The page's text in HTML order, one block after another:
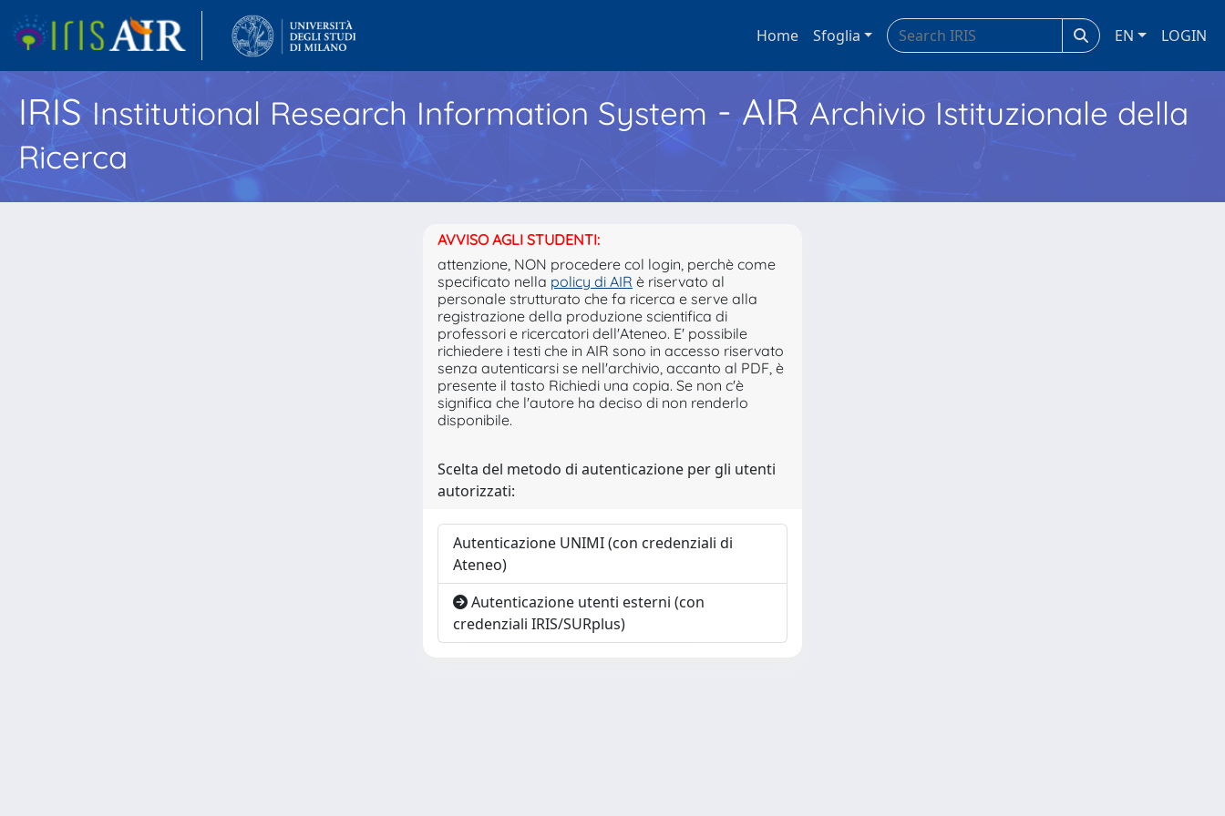
Home Sfoglia EN LOGIN
IRISInstitutional Research Information System - AIR Archivio Istituzionale della
Ricerca
AVVISO AGLI STUDENTI:
attenzione, NON procedere col login, perchè come
specificato nella policy di AIR è riservato al
personale strutturato che fa ricerca e serve alla
registrazione della produzione scientifica di
professori e ricercatori dell'Ateneo. E' possibile
richiedere i testi che in AIR sono in accesso riservato
senza autenticarsi se nell'archivio, accanto al PDF, è
presente il tasto Richiedi una copia. Se non c'è
significa che l'autore ha deciso di non renderlo
disponibile.
Scelta del metodo di autenticazione per gli utenti
autorizzati:
Autenticazione UNIMI (con credenziali di
Ateneo)
Autenticazione utenti esterni (con
credenziali IRIS/SURplus)